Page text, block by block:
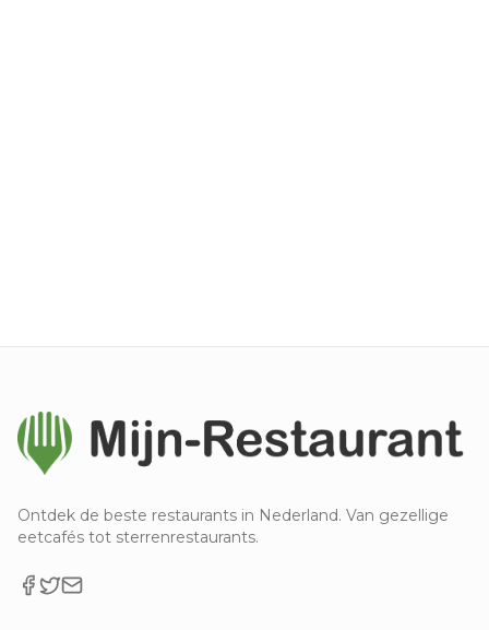
Ontdek de beste restaurants in Nederland. Van gezellige
eetcafés tot sterrenrestaurants.